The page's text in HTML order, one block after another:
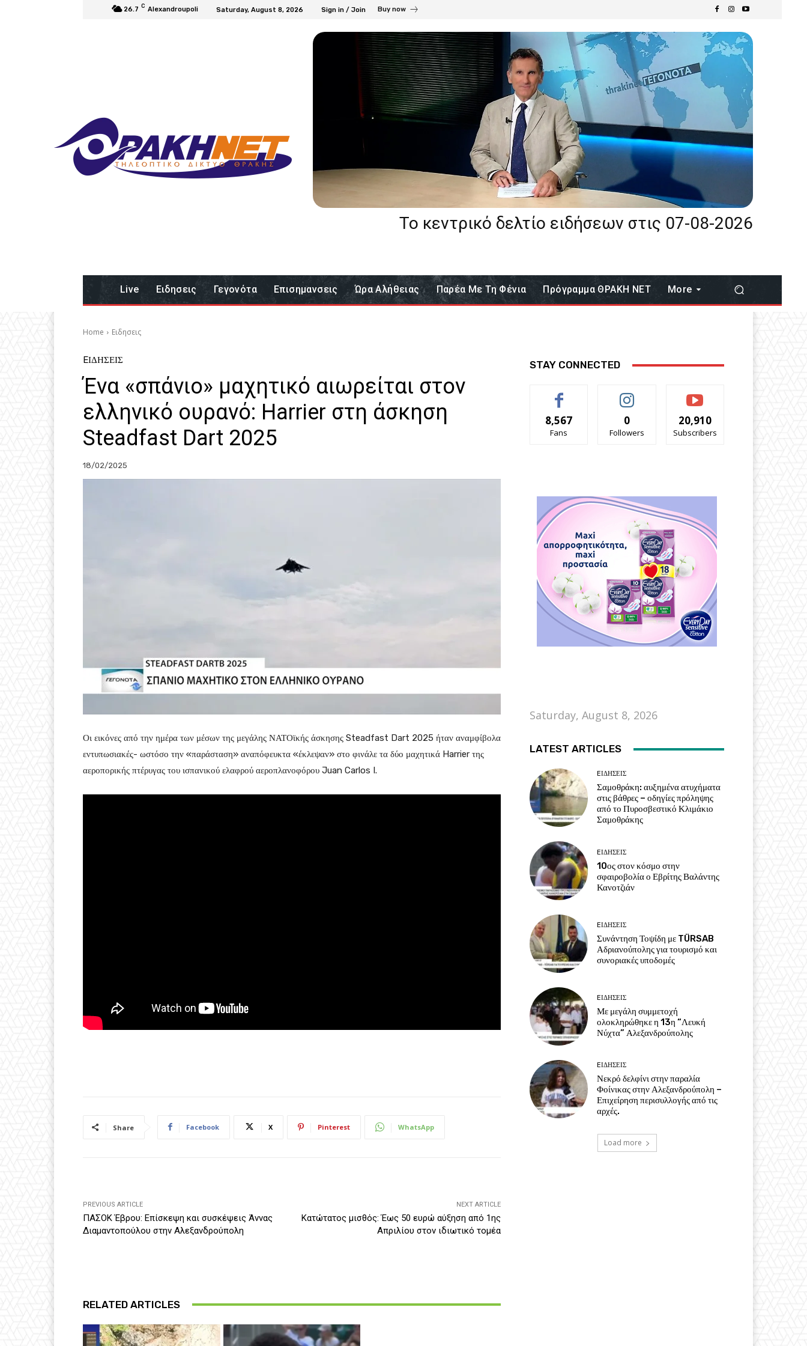
26.7 C Alexandroupoli Saturday, August 8, 2026 Sign in / Join Buy now
Το κεντρικό δελτίο ειδήσεων στις 07-08-2026
Live Eιδησεις Γεγονότα Επισημανσεις Ώρα Αλήθειας Παρέα Με Τη Φένια Πρόγραμμα ΘΡΑΚΗ ΝΕΤ More
Home Eιδησεις
EΙΔΗΣΕΙΣ
Ένα «σπάνιο» μαχητικό αιωρείται στον
ελληνικό ουρανό: Harrier στη άσκηση
Steadfast Dart 2025
18/02/2025
Οι εικόνες από την ημέρα των μέσων της μεγάλης ΝΑΤΟϊκής άσκησης Steadfast Dart 2025 ήταν αναμφίβολα
εντυπωσιακές- ωστόσο την «παράσταση» αναπόφευκτα «έκλεψαν» στο φινάλε τα δύο μαχητικά Harrier της
αεροπορικής πτέρυγας του ισπανικού ελαφρού αεροπλανοφόρου Juan Carlos I.
Share Facebook X Pinterest WhatsApp
PREVIOUS ARTICLE
ΠΑΣΟΚ Έβρου: Επίσκεψη και συσκέψεις Άννας
Διαμαντοπούλου στην Αλεξανδρούπολη
NEXT ARTICLE
Κατώτατος μισθός: Έως 50 ευρώ αύξηση από 1ης
Απριλίου στον ιδιωτικό τομέα
RELATED ARTICLES
STAY CONNECTED
8,567
Fans
0
Followers
20,910
Subscribers
Saturday, August 8, 2026
LATEST ARTICLES
EΙΔΗΣΕΙΣ
Σαμοθράκη: αυξημένα ατυχήματα
στις βάθρες – οδηγίες πρόληψης
από το Πυροσβεστικό Κλιμάκιο
Σαμοθράκης
EΙΔΗΣΕΙΣ
10ος στον κόσμο στην
σφαιροβολία ο Εβρίτης Βαλάντης
Κανοτζιάν
EΙΔΗΣΕΙΣ
Συνάντηση Τοψίδη με TÜRSAB
Αδριανούπολης για τουρισμό και
συνοριακές υποδομές
EΙΔΗΣΕΙΣ
Με μεγάλη συμμετοχή
ολοκληρώθηκε η 13η “Λευκή
Νύχτα” Αλεξανδρούπολης
EΙΔΗΣΕΙΣ
Νεκρό δελφίνι στην παραλία
Φοίνικας στην Αλεξανδρούπολη –
Επιχείρηση περισυλλογής από τις
αρχές.
Load more